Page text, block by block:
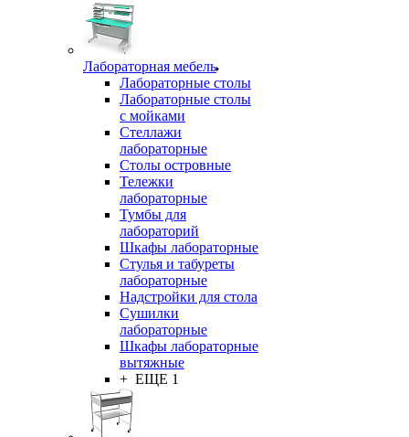
Лабораторная мебель
Лабораторные столы
Лабораторные столы
с мойками
Стеллажи
лабораторные
Столы островные
Тележки
лабораторные
Тумбы для
лабораторий
Шкафы лабораторные
Стулья и табуреты
лабораторные
Надстройки для стола
Сушилки
лабораторные
Шкафы лабораторные
вытяжные
+ ЕЩЕ 1